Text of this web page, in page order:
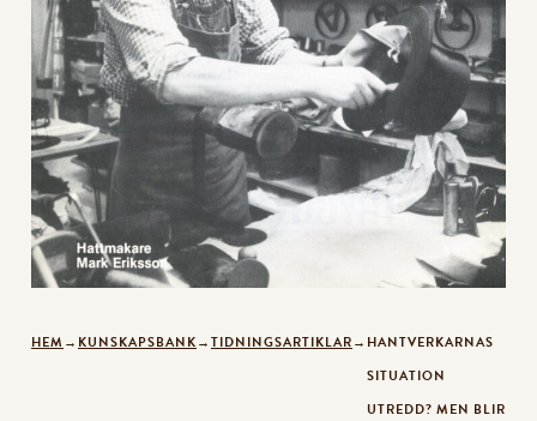
HEM → KUNSKAPSBANK→TIDNINGSARTIKLAR→ HANTVERKARNAS
SITUATION
UTREDD? MEN BLIR